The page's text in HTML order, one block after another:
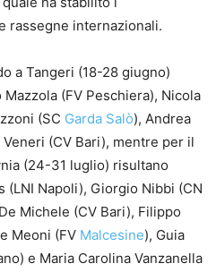
rassegne internazionali.
a Tangeri (18-28 giugno)
(FV Peschiera), Nicola
(SC Garda Salò), Andrea
(CV Bari), mentre per il
(24-31 luglio) risultano
(LNI Napoli), Giorgio Nibbi (CN
Michele (CV Bari), Filippo
Meoni (FV Malcesine), Guia
e Maria Carolina Vanzanella